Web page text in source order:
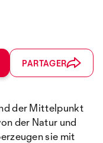
PARTAGER
der Mittelpunkt
der Natur und
sie mit